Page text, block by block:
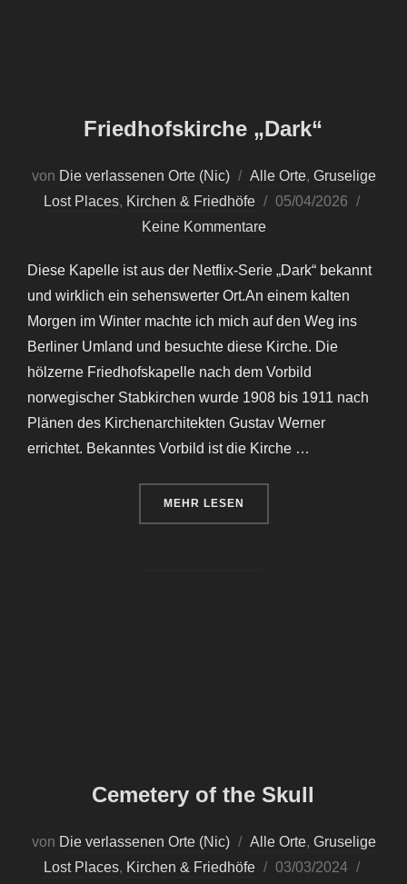
Friedhofskirche „Dark“
von Die verlassenen Orte (Nic) Alle Orte, Gruselige
Lost Places, Kirchen & Friedhöfe
Veröffentlicht
05/04/2026
Keine Kommentare
Diese Kapelle ist aus der Netflix-Serie „Dark“ bekannt
und wirklich ein sehenswerter Ort.An einem kalten
Morgen im Winter machte ich mich auf den Weg ins
Berliner Umland und besuchte diese Kirche. Die
hölzerne Friedhofskapelle nach dem Vorbild
norwegischer Stabkirchen wurde 1908 bis 1911 nach
Plänen des Kirchenarchitekten Gustav Werner
errichtet. Bekanntes Vorbild ist die Kirche …
MEHR ÜBER „FRIEDHOFSKIRCHE
LESEN
Cemetery of the Skull
von Die verlassenen Orte (Nic) Alle Orte, Gruselige
Lost Places, Kirchen & Friedhöfe
Veröffentlicht
03/03/2024